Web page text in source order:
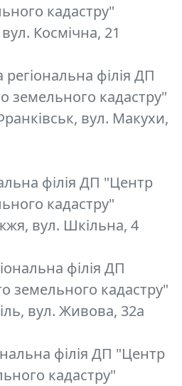
кадастру"
Космічна, 21
філія ДП
земельного кадастру"
вул. Макухи,
філія ДП "Центр
кадастру"
вул. Шкільна, 4
філія ДП
земельного кадастру"
вул. Живова, 32а
філія ДП "Центр
кадастру"